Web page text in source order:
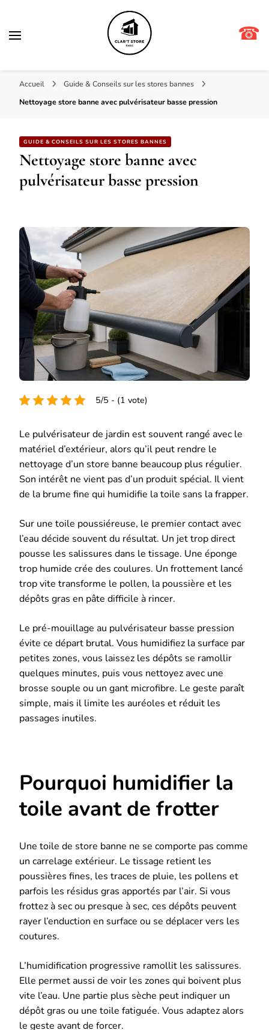
☎
Accueil
Guide & Conseils sur les stores bannes
Nettoyage store banne avec pulvérisateur basse pression
GUIDE & CONSEILS SUR LES STORES BANNES
Nettoyage store banne avec
pulvérisateur basse pression
5/5 - (1 vote)
Le pulvérisateur de jardin est souvent rangé avec le
matériel d’extérieur, alors qu’il peut rendre le
nettoyage d’un store banne beaucoup plus régulier.
Son intérêt ne vient pas d’un produit spécial. Il vient
de la brume fine qui humidifie la toile sans la frapper.
Sur une toile poussiéreuse, le premier contact avec
l’eau décide souvent du résultat. Un jet trop direct
pousse les salissures dans le tissage. Une éponge
trop humide crée des coulures. Un frottement lancé
trop vite transforme le pollen, la poussière et les
dépôts gras en pâte difficile à rincer.
Le pré-mouillage au pulvérisateur basse pression
évite ce départ brutal. Vous humidifiez la surface par
petites zones, vous laissez les dépôts se ramollir
quelques minutes, puis vous nettoyez avec une
brosse souple ou un gant microfibre. Le geste paraît
simple, mais il limite les auréoles et réduit les
passages inutiles.
Pourquoi humidifier la
toile avant de frotter
Une toile de store banne ne se comporte pas comme
un carrelage extérieur. Le tissage retient les
poussières fines, les traces de pluie, les pollens et
parfois les résidus gras apportés par l’air. Si vous
frottez à sec ou presque à sec, ces dépôts peuvent
rayer l’enduction en surface ou se déplacer vers les
coutures.
L’humidification progressive ramollit les salissures.
Elle permet aussi de voir les zones qui boivent plus
vite l’eau. Une partie plus sèche peut indiquer un
dépôt gras ou une toile fatiguée. Vous adaptez alors
le geste avant de forcer.